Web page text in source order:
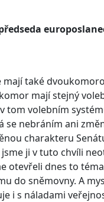
mají také
mají stejný
tom volebním
se nebráním ani
charakteru
ji v tuto chvíli
otevřeli dnes to
do sněmovny. A
i s náladami